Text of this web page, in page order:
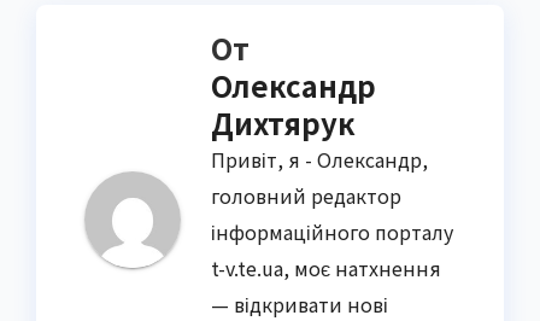
От
Олександр
Дихтярук
Привіт, я - Олександр,
головний редактор
інформаційного порталу
t-v.te.ua, моє натхнення
— відкривати нові